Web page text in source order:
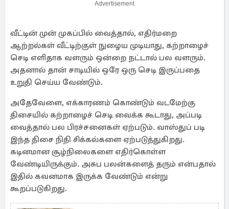
Advertisement
வீட்டின் முன் முகப்பில் வைத்தால், எதிர்மறை
ஆற்றல்கள் வீட்டிற்குள் நுழைய முடியாது, கற்றாழைச்
செடி எளிதாக வளரும் ஒன்றை நட்டால் பல வளரும்.
அதனால் தான் சாடியில் ஒரே ஒரு செடி இருப்பதை
உறுதி செய்ய வேண்டும்.
அதேவேளை, எக்காரணம் கொண்டும் வடமேற்கு
திசையில் கற்றாழைச் செடி வைக்க கூடாது, அப்படி
வைத்தால் பல பிரச்சனைகள் ஏற்படும். வாஸ்துப் படி
இந்த திசை நிதி சிக்கல்களை ஏற்படுத்துகிறது.
கடினமான சூழ்நிலைகளை எதிர்கொள்ள
வேண்டியிருக்கும். அசுப பலன்களைத் தரும் என்பதால்
இதில் கவனமாக இருக்க வேண்டும் என்று
கூறப்படுகிறது.